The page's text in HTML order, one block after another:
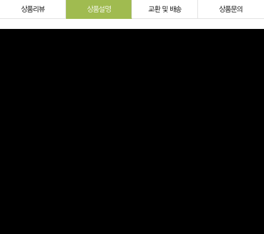
상품리뷰 상품설명 교환 및 배송 상품문의